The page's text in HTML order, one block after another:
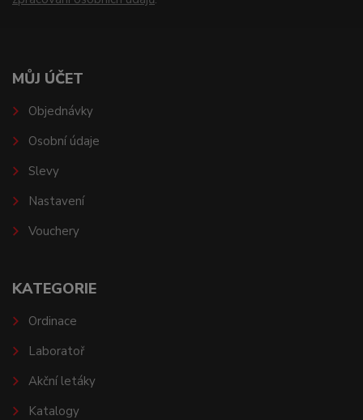
MŮJ ÚČET
Objednávky
Osobní údaje
Slevy
Nastavení
Vouchery
KATEGORIE
Ordinace
Laboratoř
Akční letáky
Katalogy